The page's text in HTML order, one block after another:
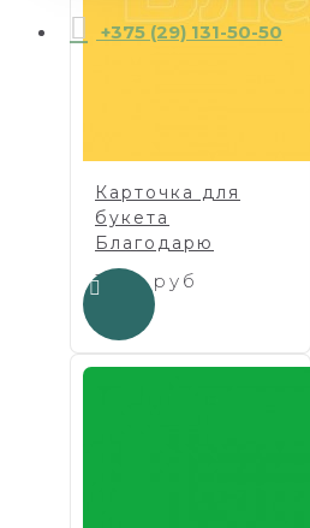
+375 (29) 131-50-50
Карточка для
букета
Благодарю
1.00 руб